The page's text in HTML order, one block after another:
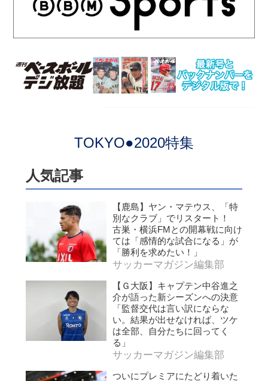
TOKYO●2020特集
人気記事
【鹿島】ヤン・マテウス、「特
別なクラブ」でリスタート！
古巣・横浜FMとの開幕戦に向け
ては「感情的な試合になる」が
「勝利を求めたい！」
サッカーマガジン編集部
【Ｇ大阪】キャプテン中谷進之
介が語った新シーズンへの決意
「監督交代は言い訳にならな
い。結果が出せなければ、ツケ
は全部、自分たちに回ってく
る」
サッカーマガジン編集部
ついにプレミアにたどり着いた